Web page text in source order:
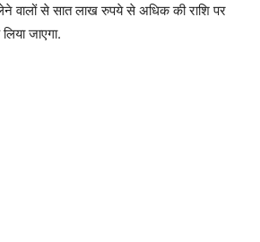
वालों से सात लाख रुपये से अधिक की राशि पर
जाएगा.